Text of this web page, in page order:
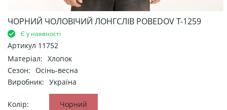
ЧОРНИЙ ЧОЛОВІЧИЙ ЛОНГСЛІВ POBEDOV Т-1259
Є у наявності
Артикул 11752
Матеріал: Хлопок
Сезон: Осінь-весна
Виробник: Україна
Колір: Чорний